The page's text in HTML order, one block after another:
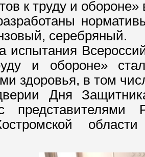
к труду и
серебряный.
и обороне»
здоровья, в том
Дня
представителями